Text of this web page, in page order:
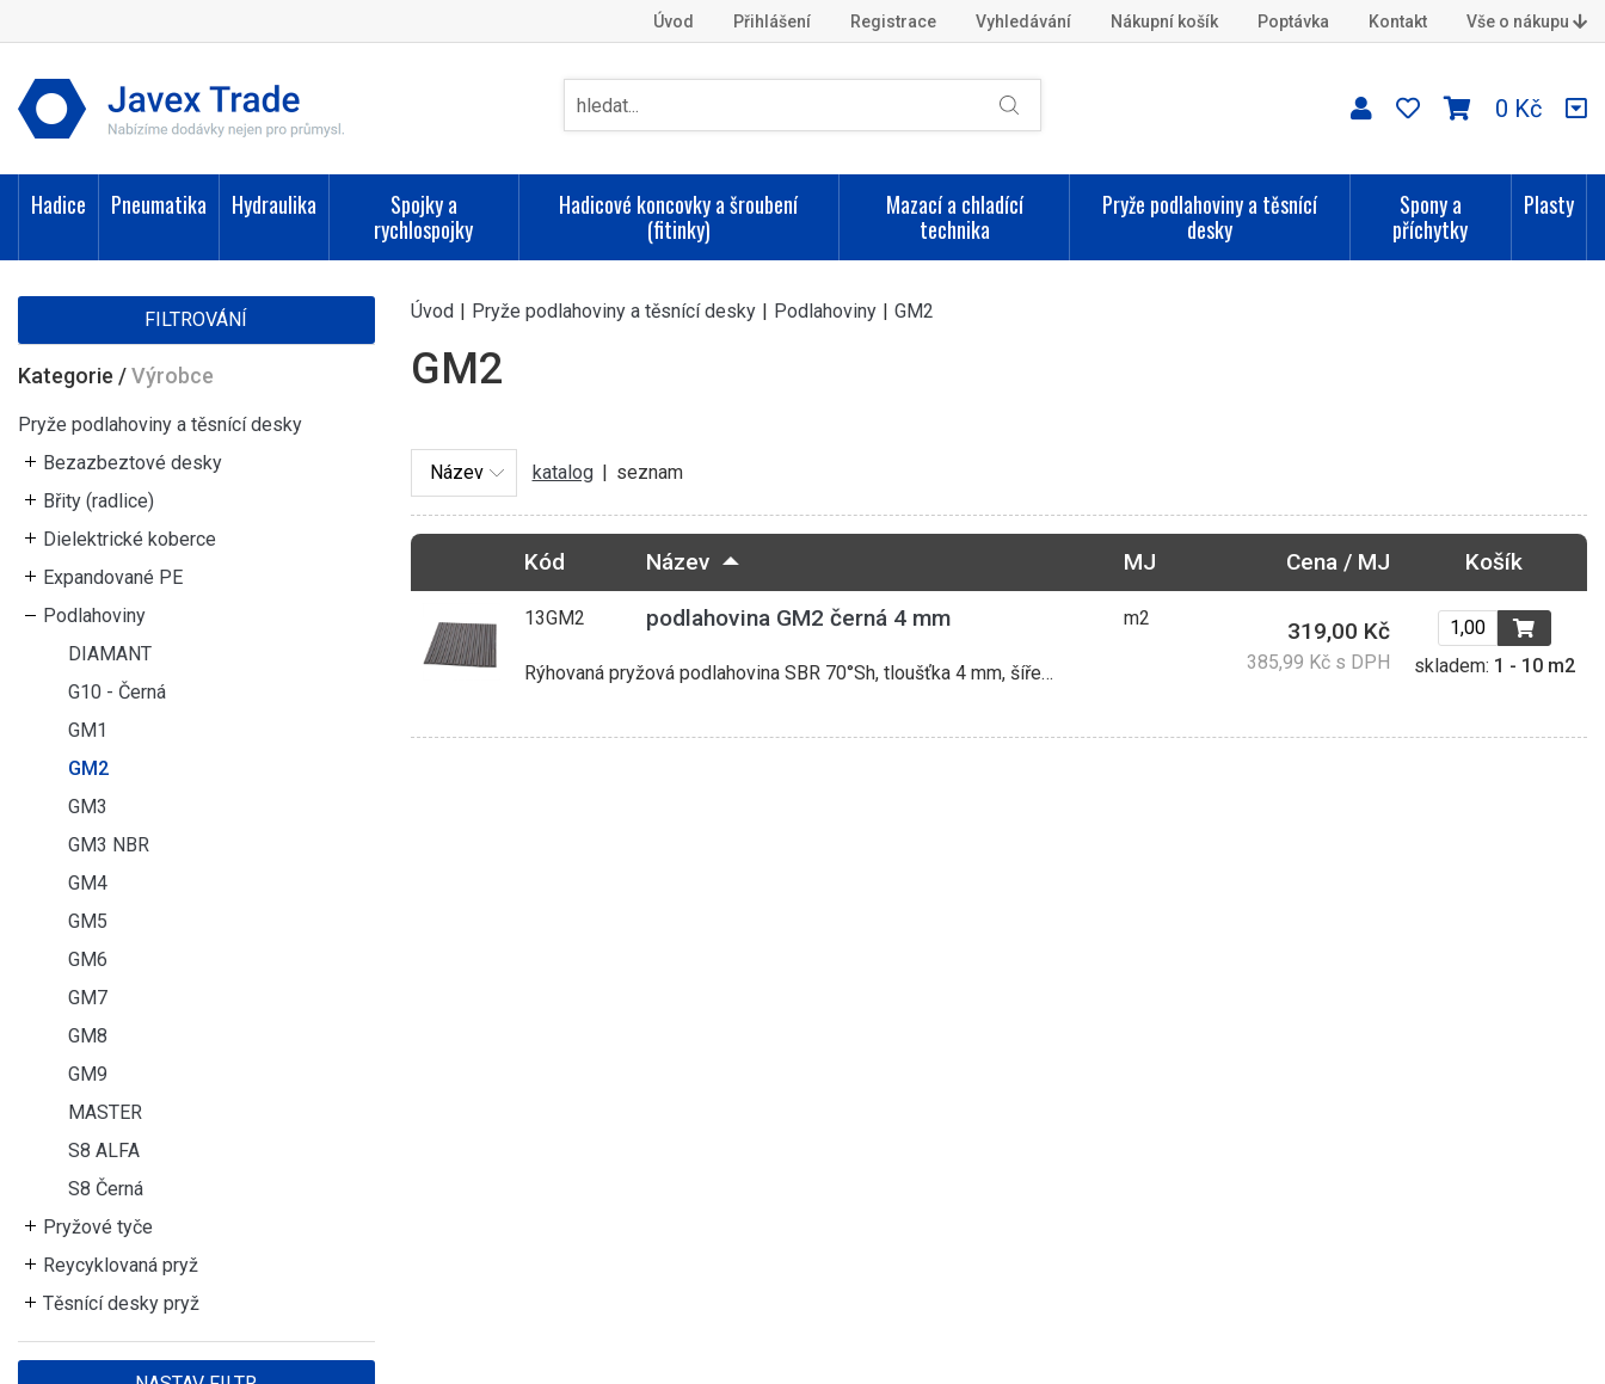
Úvod Přihlášení Registrace Vyhledávání Nákupní košík Poptávka Kontakt Vše o nákupu
0 Kč
Hadice Pneumatika Hydraulika
Spojky a
rychlospojky
Hadicové koncovky a šroubení
(fitinky)
Mazací a chladící
technika
Pryže podlahoviny a těsnící
desky
Spony a
příchytky
Plasty
FILTROVÁNÍ
Kategorie /Výrobce
Pryže podlahoviny a těsnící desky
Bezazbeztové desky
Břity (radlice)
Dielektrické koberce
Expandované PE
Podlahoviny
DIAMANT
G10 - Černá
GM1
GM2
GM3
GM3 NBR
GM4
GM5
GM6
GM7
GM8
GM9
MASTER
S8 ALFA
S8 Černá
Pryžové tyče
Reycyklovaná pryž
Těsnící desky pryž
Úvod | Pryže podlahoviny a těsnící desky | Podlahoviny | GM2
GM2
katalog | seznam
Kód Název MJ Cena / MJ Košík
13GM2 podlahovina GM2 černá 4 mm m2 319,00 Kč
385,99 Kč s DPH skladem: 1 - 10 m2
Rýhovaná pryžová podlahovina SBR 70°Sh, tloušťka 4 mm, šíře…